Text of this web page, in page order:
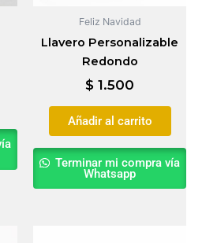
Feliz Navidad
Llavero Personalizable
Redondo
$ 1.500
Añadir al carrito
Terminar mi compra vía
Whatsapp